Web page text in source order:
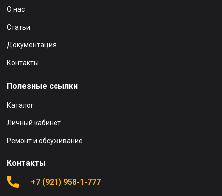
О нас
Статьи
Документация
Контакты
Полезные ссылки
Каталог
Личный кабинет
Ремонт и обсуживание
Контакты
+7 (921) 958-1-777